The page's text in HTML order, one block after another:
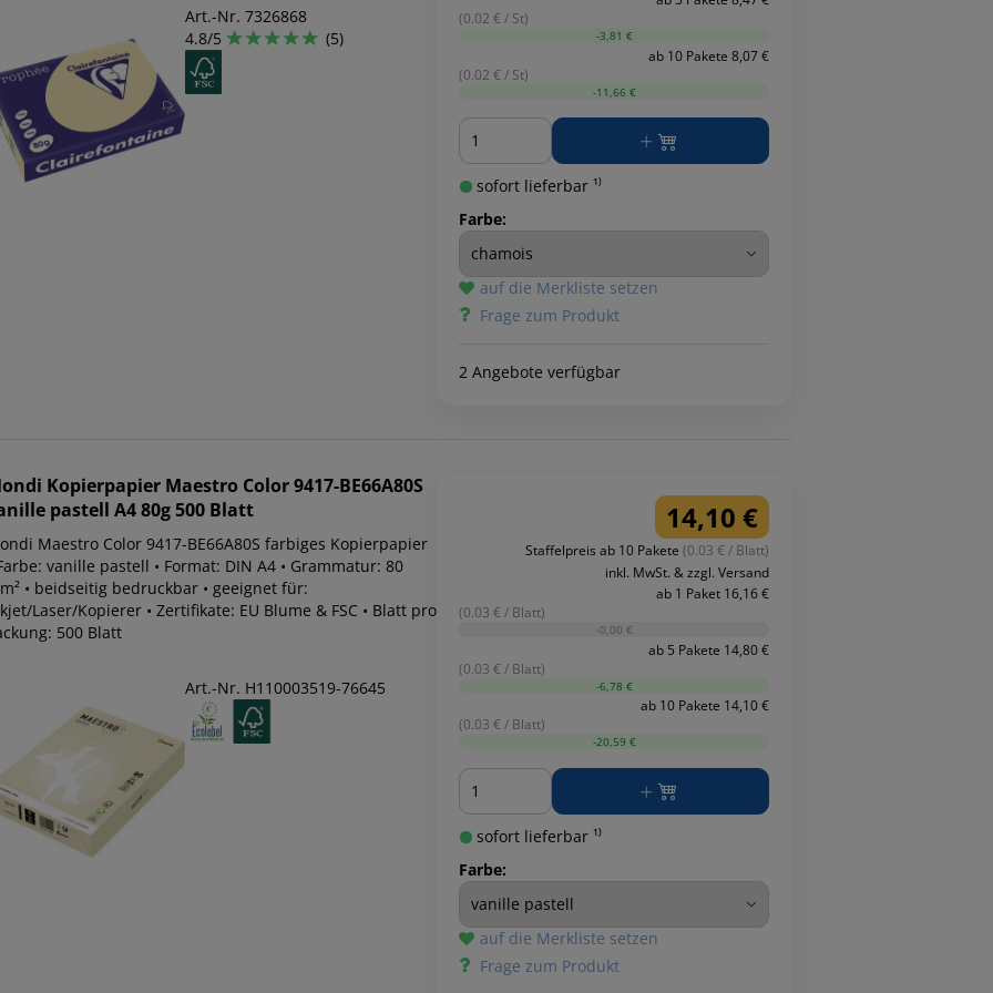
Art.-Nr. 7326868
4.8/5
(5)
(0.02 € / St)
-3,81 €
ab 10 Pakete 8,07 €
(0.02 € / St)
-11,66 €
Menge
sofort lieferbar ¹⁾
Farbe:
auf die Merkliste setzen
Frage zum Produkt
2 Angebote verfügbar
Kopierpapier Maestro Color 9417-BE66A80S
pastell A4 80g 500 Blatt
Maestro Color 9417-BE66A80S farbiges Kopierpapier
vanille pastell • Format: DIN A4 • Grammatur: 80
• beidseitig bedruckbar • geeignet für:
Laser/Kopierer • Zertifikate: EU Blume & FSC • Blatt pro
500 Blatt
Art.-Nr. H110003519-76645
14,10 €
Staffelpreis ab 10 Pakete (0.03 € / Blatt)
inkl. MwSt. & zzgl. Versand
ab 1 Paket 16,16 €
(0.03 € / Blatt)
-0,00 €
ab 5 Pakete 14,80 €
(0.03 € / Blatt)
-6,78 €
ab 10 Pakete 14,10 €
(0.03 € / Blatt)
-20,59 €
Menge
sofort lieferbar ¹⁾
Farbe:
auf die Merkliste setzen
Frage zum Produkt